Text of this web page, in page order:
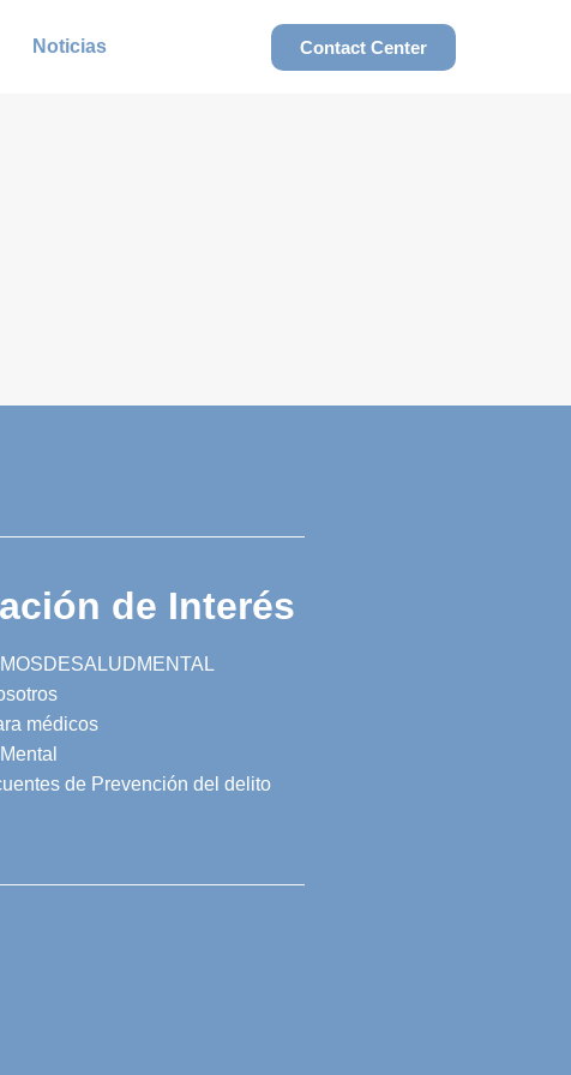
Noticias Contact Center
de Interés
médicos
de Prevención del delito